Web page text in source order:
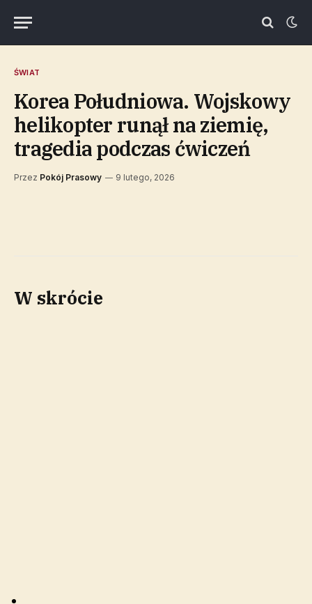
ŚWIAT
Korea Południowa. Wojskowy
helikopter runął na ziemię,
tragedia podczas ćwiczeń
Przez Pokój Prasowy 9 lutego, 2026
W skrócie